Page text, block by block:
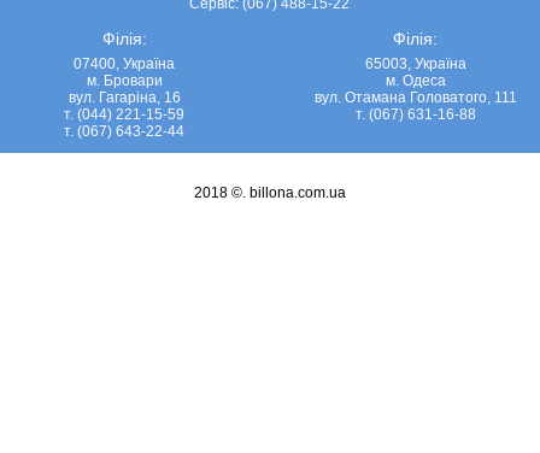
Сервіс: (067) 488-15-22
Філія:
07400, Україна
м. Бровари
вул. Гагаріна, 16
т. (044) 221-15-59
т. (067) 643-22-44
Філія:
65003, Україна
м. Одеса
вул. Отамана Головатого, 111
т. (067) 631-16-88
2018 ©. billona.com.ua